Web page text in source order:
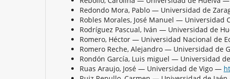
Redondo Mora, Pablo — Universidad de
Robles Morales, José Manuel —
Rodríguez Pascual, Iván — Universidad de
Romero, Héctor — Universidad Nacional de
Romero Reche, Alejandro — Universidad de
Rondón García, Luis miguel — Universidad
Ruas Araujo, José — Universidad de Vigo —